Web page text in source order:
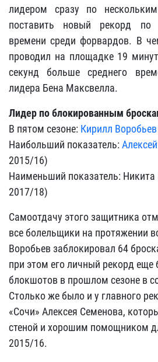
лидером сразу по
поставить новый рекорд по
времени среди форвардов. В
проводил на площадке 19
секунд больше среднего
лидера Бена Максвелла.
Лидер по блокированным
В пятом сезоне: Кирилл Воробьев
Наибольший показатель:
2015/16)
Наименьший показатель:
2017/18)
Самоотдачу этого защитника
все болельщики на протяжении
Воробьев заблокировал 64
при этом его личный рекорд еще
блокшотов в прошлом сезоне в
Столько же было и у главного
«Сочи» Алексея Семенова,
стеной и хорошим помощником
2015/16.